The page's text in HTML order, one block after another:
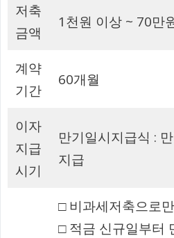
저축
금액
1천원 이상 ~ 70만
계약
기간
60개월
이자
지급
시기
만기일시지급식 :
지급
□ 비과세저축으로
□ 적금 신규일부터